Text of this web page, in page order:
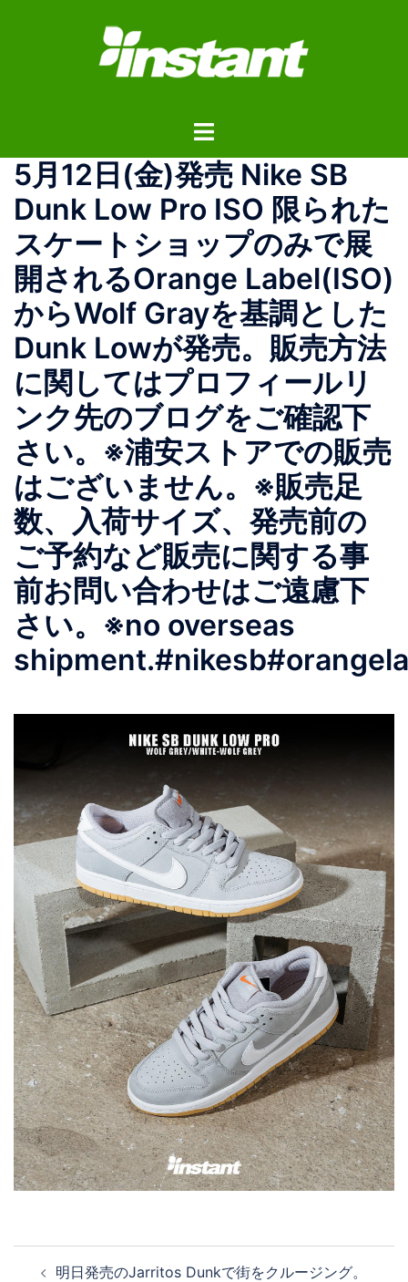
ス
ト
ル
ニ
ュ
5月12日(金)発売 Nike SB
Dunk Low Pro ISO 限られた
スケートショップのみで展
開されるOrange Label(ISO)
からWolf Grayを基調とした
Dunk Lowが発売。販売方法
に関してはプロフィールリ
ンク先のブログをご確認下
さい。※浦安ストアでの販売
はございません。※販売足
数、入荷サイズ、発売前の
ご予約など販売に関する事
前お問い合わせはご遠慮下
さい。※no overseas
明日発売のJarritos Dunkで街をクルージング。